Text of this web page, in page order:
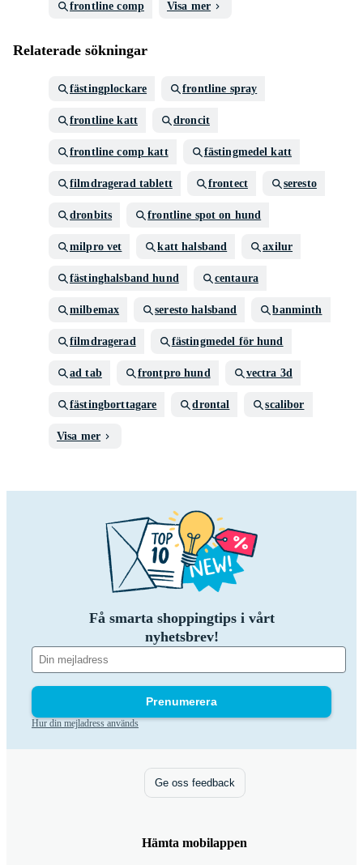
frontline comp Visa mer
Relaterade sökningar
fästingplockare frontline spray
frontline katt droncit
frontline comp katt fästingmedel katt
filmdragerad tablett frontect seresto
dronbits frontline spot on hund
milpro vet katt halsband axilur
fästinghalsband hund centaura
milbemax seresto halsband banminth
filmdragerad fästingmedel för hund
ad tab frontpro hund vectra 3d
fästingborttagare drontal scalibor
Visa mer
Få smarta shoppingtips i vårt
nyhetsbrev!
Prenumerera
Hur din mejladress används
Ge oss feedback
Hämta mobilappen